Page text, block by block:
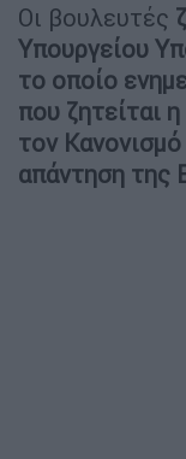
Οι βουλευτές
Υπουργείου
το οποίο
που ζητείται
τον
απάντηση της